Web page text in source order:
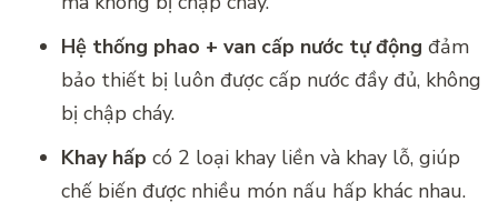
Hệ thống phao + van cấp nước tự động đảm
bảo thiết bị luôn được cấp nước đầy đủ, không
bị chập cháy.
Khay hấp có 2 loại khay liền và khay lỗ, giúp
chế biến được nhiều món nấu hấp khác nhau.